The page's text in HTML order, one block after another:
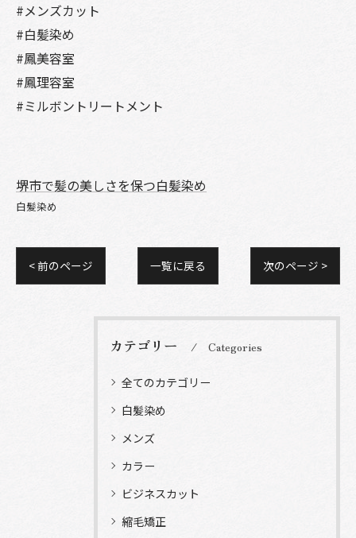
#メンズカット
#白髪染め
#鳳美容室
#鳳理容室
#ミルボントリートメント
堺市で髪の美しさを保つ白髪染め
白髪染め
< 前のページ 一覧に戻る 次のページ >
カテゴリー Categories
全てのカテゴリー
白髪染め
メンズ
カラー
ビジネスカット
縮毛矯正